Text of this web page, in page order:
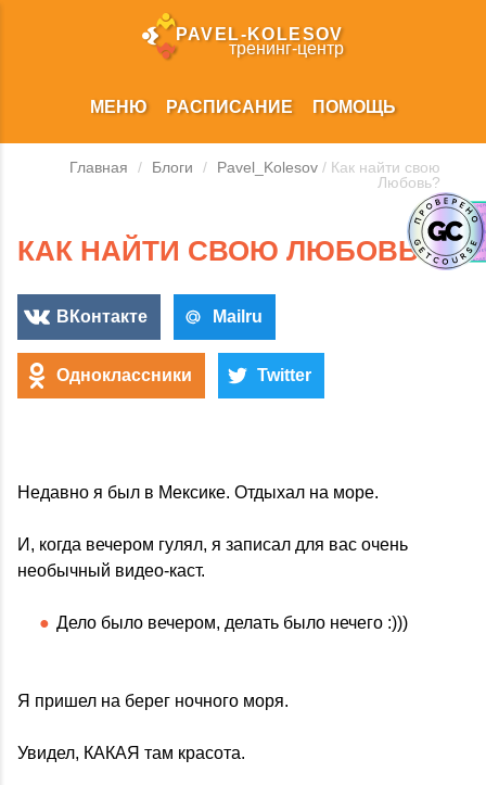
PAVEL‑KOLESOV
тренинг‑центр
МЕНЮ РАСПИСАНИЕ ПОМОЩЬ
Главная / Блоги / Pavel_Kolesov / Как найти свою
Любовь?
КАК НАЙТИ СВОЮ ЛЮБОВЬ?
ВКонтакте Mailru
Одноклассники Twitter
Недавно я был в Мексике. Отдыхал на море.
И, когда вечером гулял, я записал для вас очень
необычный видео-каст.
Дело было вечером, делать было нечего :)))
Я пришел на берег ночного моря.
Увидел, КАКАЯ там красота.